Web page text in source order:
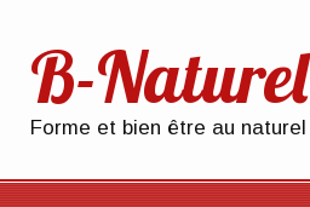
B-Naturel
Forme et bien être au naturel